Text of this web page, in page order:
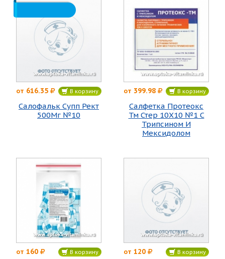
от 616.35 В корзину
Салофальк Супп Рект
500Мг №10
от 399.98 В корзину
Салфетка Протеокс
Тм Стер 10Х10 №1 С
Трипсином И
Мексидолом
от 160 В корзину от 120 В корзину